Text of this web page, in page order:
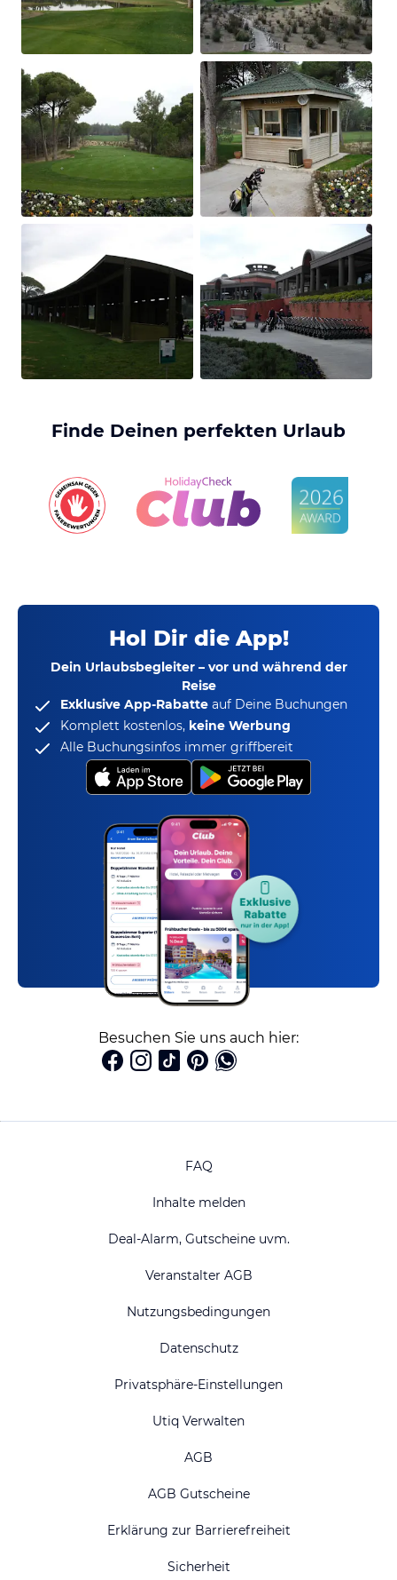
Finde Deinen perfekten Urlaub
Hol Dir die App!
Dein Urlaubsbegleiter – vor und während der
Reise
Exklusive App-Rabatte auf Deine Buchungen
Komplett kostenlos, keine Werbung
Alle Buchungsinfos immer griffbereit
Besuchen Sie uns auch hier:
FAQ
Inhalte melden
Deal-Alarm, Gutscheine uvm.
Veranstalter AGB
Nutzungsbedingungen
Datenschutz
Privatsphäre-Einstellungen
Utiq Verwalten
AGB
AGB Gutscheine
Erklärung zur Barrierefreiheit
Sicherheit